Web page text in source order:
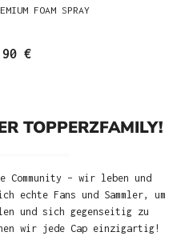
FOAM SPRAY
€
TOPPERZFAMILY!
– wir leben und
echte Fans und Sammler, um
und sich gegenseitig zu
wir jede Cap einzigartig!